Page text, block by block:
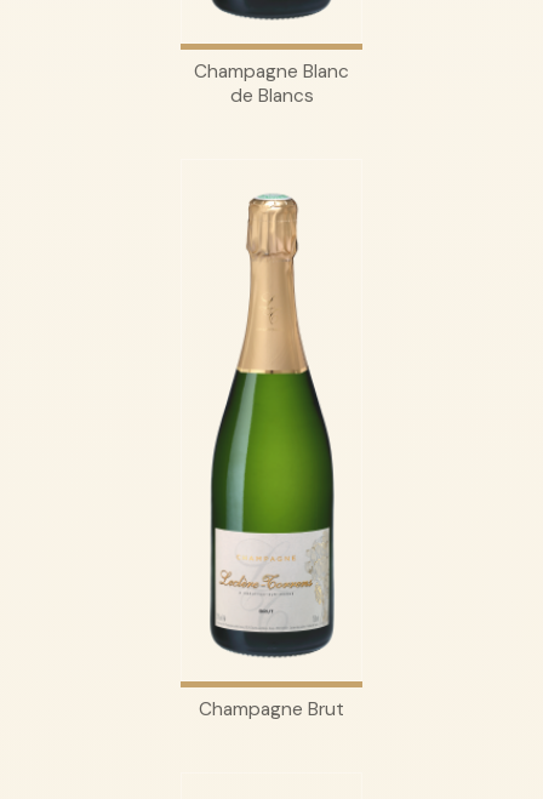
Champagne Blanc
de Blancs
Champagne Brut